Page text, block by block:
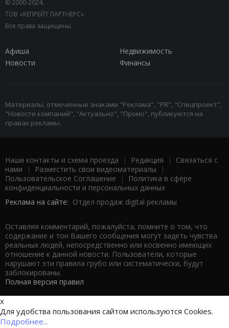
© 2000-2024,
ТОВ «КЕПРЕЙТ ПАРТНЕРС».
Все права защищены.
Афиша
Недвижимость
Новости
Финансы
Материалы, отмеченные знаками "Реклама", "PR", "Спецпроект",
"Новости компаний", "Актуально", "Промо", публикуются на
правах рекламы.
Наши контакты и схема проезда | Редакция | Связаться с
нами | Разместить свои видеоматериалы |
Пользовательское Соглашение |
Политика в сфере
конфиденциальности и персональных данных
Реклама на сайте: Отдел продаж digital рекламы
Оставляя комментарий, пожалуйста, помните о том, что
содержание и тон Вашего сообщения могут задеть чувства
реальных людей, непосредственно или косвенно имеющих
отношение к данной новости. Пользователи, которые
нарушают эти правила грубо или систематически, будут
заблокированы.
Полная версия правил
x
Для удобства пользования сайтом используются Cookies.
Подробнее...